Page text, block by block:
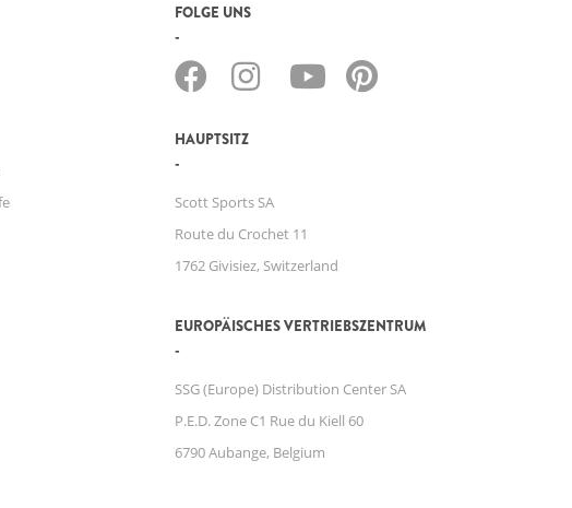
FOLGE UNS
HAUPTSITZ
Scott Sports SA
Route du Crochet 11
1762 Givisiez, Switzerland
EUROPÄISCHES VERTRIEBSZENTRUM
SSG (Europe) Distribution Center SA
P.E.D. Zone C1 Rue du Kiell 60
6790 Aubange, Belgium